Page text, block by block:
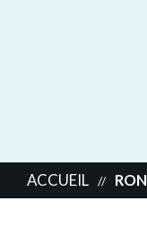
ACCUEIL //